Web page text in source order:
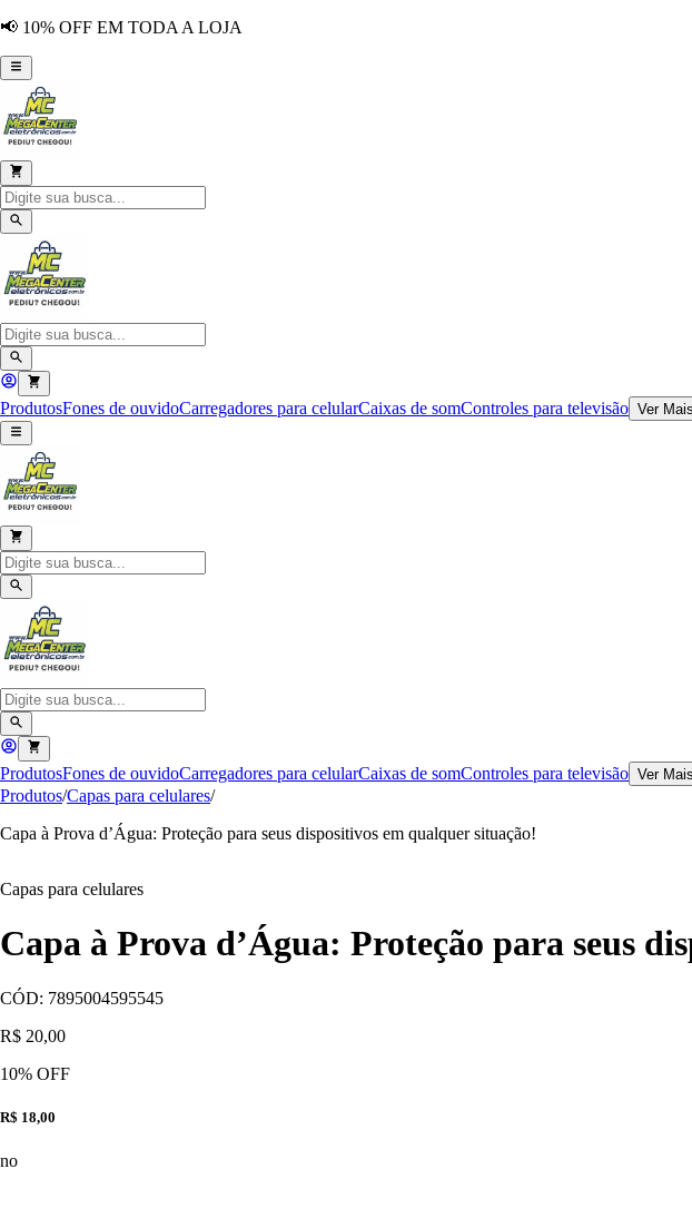
📢 10% OFF EM TODA A LOJA
ProdutosFones de ouvidoCarregadores para celularCaixas de somControles para televisão Ver Mais
ProdutosFones de ouvidoCarregadores para celularCaixas de somControles para televisão Ver Mais
Produtos/Capas para celulares/
Capa à Prova d’Água: Proteção para seus dispositivos em qualquer situação!
Capas para celulares
Capa à Prova d’Água: Proteção para seus
CÓD: 7895004595545
R$ 20,00
10% OFF
R$ 18,00
no